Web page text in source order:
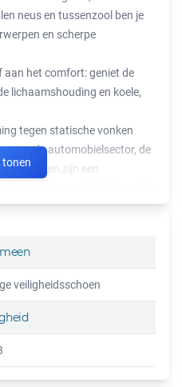
neus en tussenzool ben je
en scherpe
aan het comfort: geniet de
lichaamshouding en koele,
tegen statische vonken
voor de automobielsector, de
schoenen zijn een
/ Seizoenwerk
tonen
veiligheidsschoen